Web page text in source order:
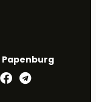
Papenburg